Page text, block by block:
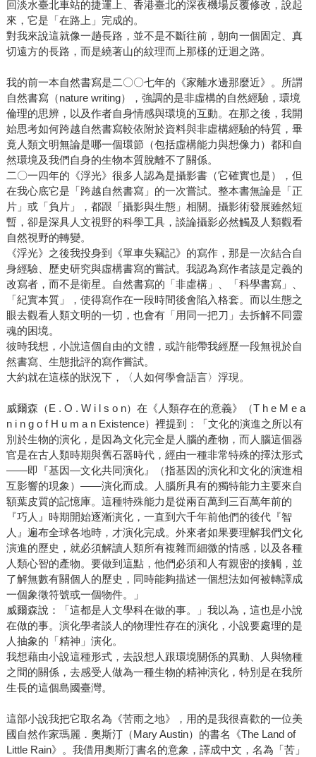
回淡水臺北車站的捷運上、香港臺北的深夜機場反覆修改，說起
來，它是「在路上」完成的。
對我來說這就像一趟長路，並不是不斷往前，朝向一個固定、真
切遠方的長路，而是繞著山的紋理而上那樣的迂迴之路。
我的前一本自然書寫是二〇〇七年的《家離水邊那麼近》。所謂
自然書寫（nature writing），強調的是非虛構的自然經驗，環境
倫理的思辨，以及作者自身情感與環境的互動。在那之後，我開
始思考如何跨越自然書寫較依附於資料與非虛構經驗的特質，畢
竟人類文明無論是哪一個環節（包括虛構能力與想像力）都和自
然環境及我們自身的生物本質脫離不了關係。
二〇一四年的《浮光》很多人認為是攝影書（它確實也是），但
在我心底它是「跨越自然書寫」的一次嘗試。整本書無論是「正
片」或「負片」，都跟「攝影與生態」相關。攝影術發展雖然短
暫，卻是深具人文視野的科學工具，談論攝影必然觸及人類觀看
自然視野的轉變。
《浮光》之後我投身到《單車失竊記》的寫作，那是一次結合自
身經驗、歷史研究與虛構書寫的嘗試。我認為寫作者該是定義的
改寫者，而不是衛星。自然書寫的「非虛構」、「科學書寫」、
「紀實本質」，使得寫作在一段時間後會陷入格套。而以生態之
眼去觀看人類文明的一切，也會有「用同一把刀」去拆解不同靈
魂的困境。
彼時我想，小說這個自由的文體，或許能帶我經歷一段無視於自
然書寫、生態批評的寫作嘗試。
大約就在這樣的狀況下，〈人如何學會語言〉浮現。
威爾森（E . O . W i l s o n）在《人類存在的意義》（T h e M e a
n i n g o f H u m a n Existence）裡提到：「文化的演進之所以有
別於生物的演化，是因為文化完全是人腦的產物，而人腦這個器
官是在古人類時期與舊石器時代，經由一種非常特殊的擇汰形式
――即『基因—文化共同演化』（指基因的演化和文化的演進相
互影響的現象）――演化而成。人腦所具有的獨特能力主要來自
額葉皮質的記憶庫。這種特殊能力是從兩百萬到三百萬年前的
『巧人』時期開始逐漸演化，一直到六千年前他們的後代『智
人』遍布全球各地時，才演化完成。外來者如果要理解我們文化
演進的歷史，就必須解讀人類所有複雜而細微的情感，以及各種
人類心智的產物。要做到這點，他們必須和人有親密的接觸，並
了解無數有關個人的歷史，同時能夠描述一個想法如何被轉譯成
一個象徵符號或一個物件。」
威爾森說：「這都是人文學科在做的事。」我以為，這也是小說
在做的事。演化學者談人的物理性存在的演化，小說要處理的是
人抽象的「精神」演化。
我想藉由小說這種形式，去設想人跟環境關係的異動、人與物種
之間的關係，去感受人做為一種生物的精神演化，特別是在我所
生長的這個島國臺灣。
這部小說我把它取名為《苦雨之地》，用的是我很喜歡的一位美
國自然作家瑪麗．奧斯汀（Mary Austin）的書名《The Land of
Little Rain》。我借用奧斯汀書名的意象，譯成中文，名為「苦」